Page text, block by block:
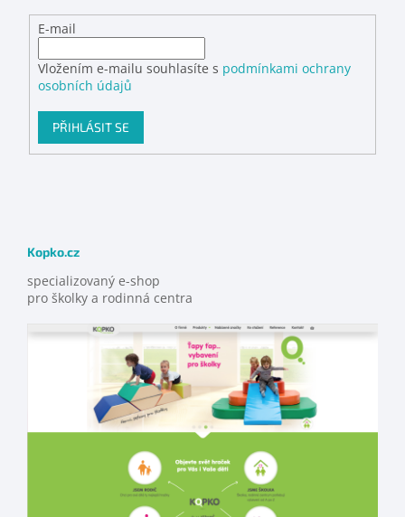
E-mail
Vložením e-mailu souhlasíte s podmínkami ochrany
osobních údajů
PŘIHLÁSIT SE
Kopko.cz
specializovaný e-shop
pro školky a rodinná centra